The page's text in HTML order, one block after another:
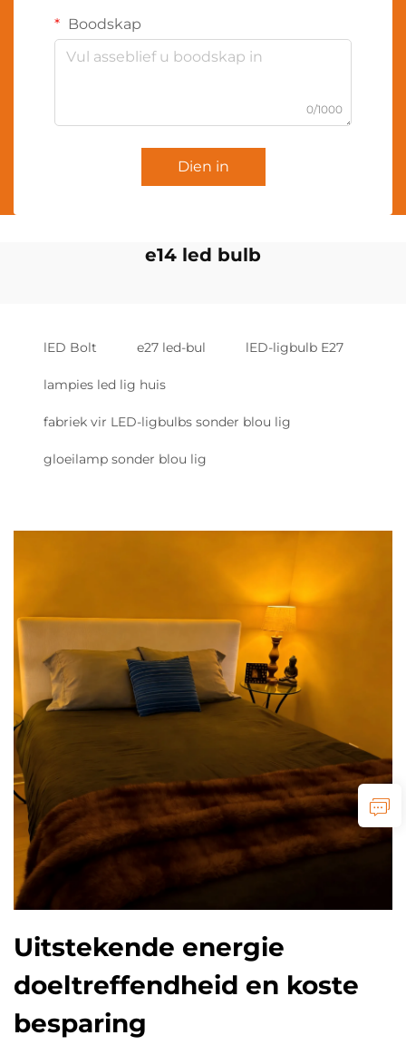
Boodskap
0/1000
Dien in
e14 led bulb
lED Bolt e27 led-bul lED-ligbulb E27
lampies led lig huis
fabriek vir LED-ligbulbs sonder blou lig
gloeilamp sonder blou lig
Uitstekende energie
doeltreffendheid en koste
besparing